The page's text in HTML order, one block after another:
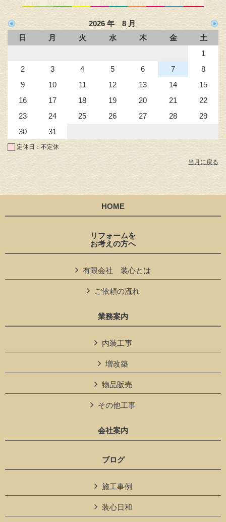
2026 年 8 月
日
月 火 水 木 金
土
1
2
3 4 5 6 7
8
9
10 11 12 13 14
15
16
17 18 19 20 21
22
23
24 25 26 27 28
29
30
31
定休日：不定休
当月に戻る
HOME
リフォームを
お考えの方へ
有限会社 装心とは
ご依頼の流れ
業務案内
内装工事
増改築
物品販売
その他工事
会社案内
ブログ
施工事例
装心日和